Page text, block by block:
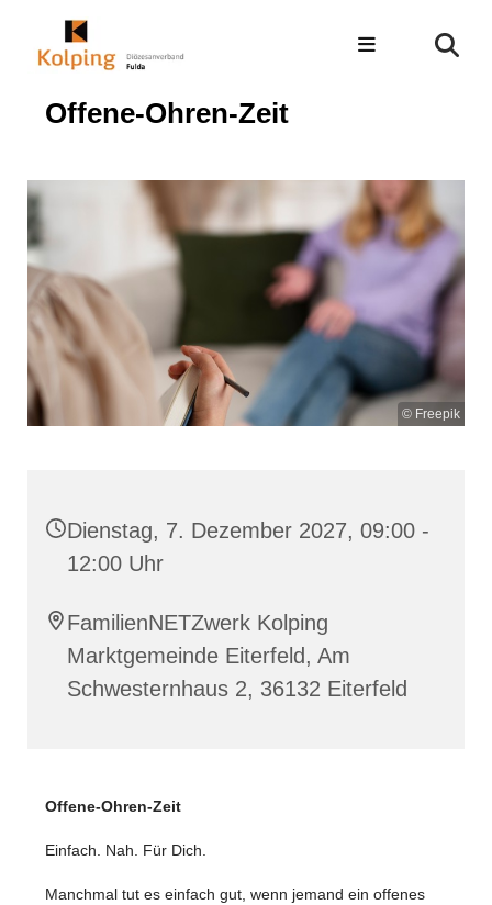
Offene-Ohren-Zeit
© Freepik
Dienstag, 7. Dezember 2027, 09:00 -
12:00 Uhr
FamilienNETZwerk Kolping
Marktgemeinde Eiterfeld, Am
Schwesternhaus 2, 36132 Eiterfeld
️Offene-Ohren-Zeit
Einfach. Nah. Für Dich.
Manchmal tut es einfach gut, wenn jemand ein offenes